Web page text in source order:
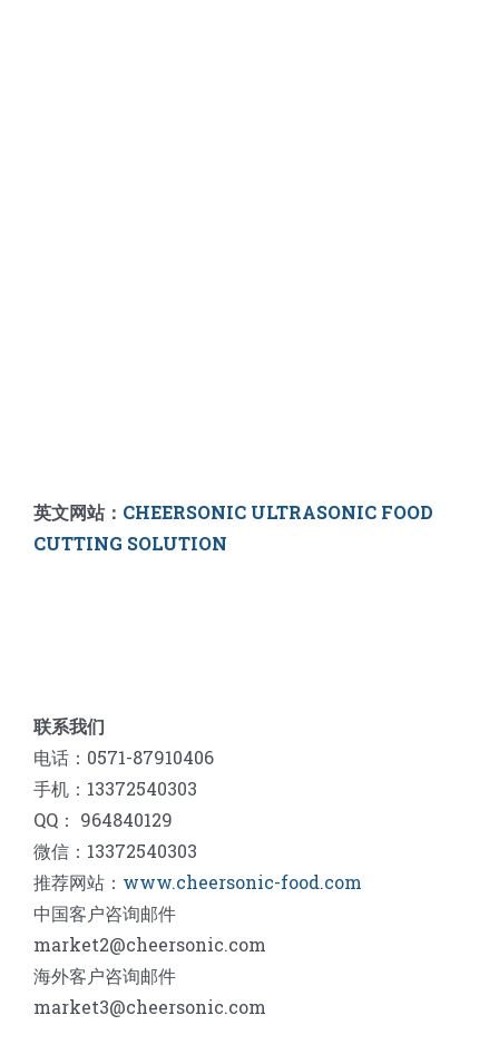
英文网站： CHEERSONIC ULTRASONIC FOOD
CUTTING SOLUTION
联系我们
电话：0571-87910406
手机：13372540303
QQ： 964840129
微信：13372540303
推荐网站： www.cheersonic-food.com
中国客户咨询邮件
market2@cheersonic.com
海外客户咨询邮件
market3@cheersonic.com